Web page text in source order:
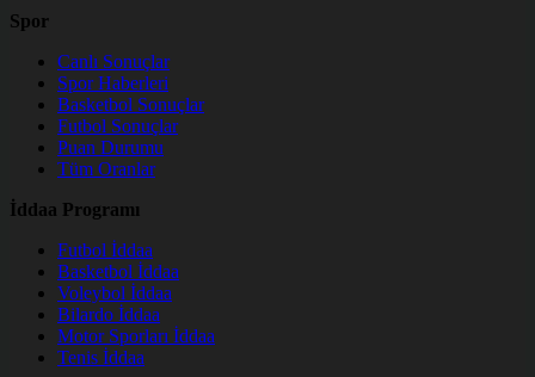
Spor
Canlı Sonuçlar
Spor Haberleri
Basketbol Sonuçlar
Futbol Sonuçlar
Puan Durumu
Tüm Oranlar
İddaa Programı
Futbol İddaa
Basketbol İddaa
Voleybol İddaa
Bilardo İddaa
Motor Sporları İddaa
Tenis İddaa